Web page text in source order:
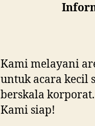
Kami melayani
untuk acara kecil
berskala
Kami siap!